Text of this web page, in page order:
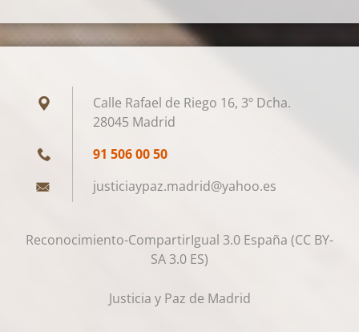
Calle Rafael de Riego 16, 3º Dcha.
28045 Madrid
91 506 00 50
justiciaypaz.madrid@yahoo.es
Reconocimiento-CompartirIgual 3.0 España (CC BY-
SA 3.0 ES)
Justicia y Paz de Madrid